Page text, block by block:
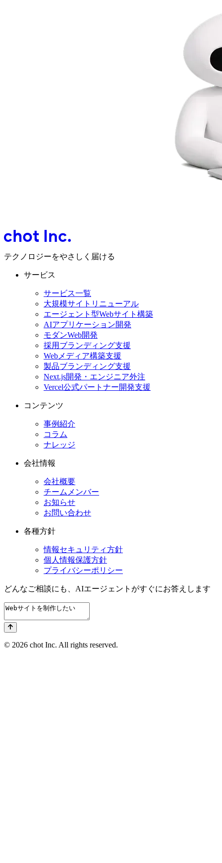
テクノロジーをやさしく届ける
サービス
サービス一覧
大規模サイトリニューアル
エージェント型Webサイト構築
AIアプリケーション開発
モダンWeb開発
採用ブランディング支援
Webメディア構築支援
製品ブランディング支援
Next.js開発・エンジニア外注
Vercel公式パートナー開発支援
コンテンツ
事例紹介
コラム
ナレッジ
会社情報
会社概要
チームメンバー
お知らせ
お問い合わせ
各種方針
情報セキュリティ方針
個人情報保護方針
プライバシーポリシー
どんなご相談にも、 AIエージェントがすぐにお答えします
© 2026 chot Inc. All rights reserved.